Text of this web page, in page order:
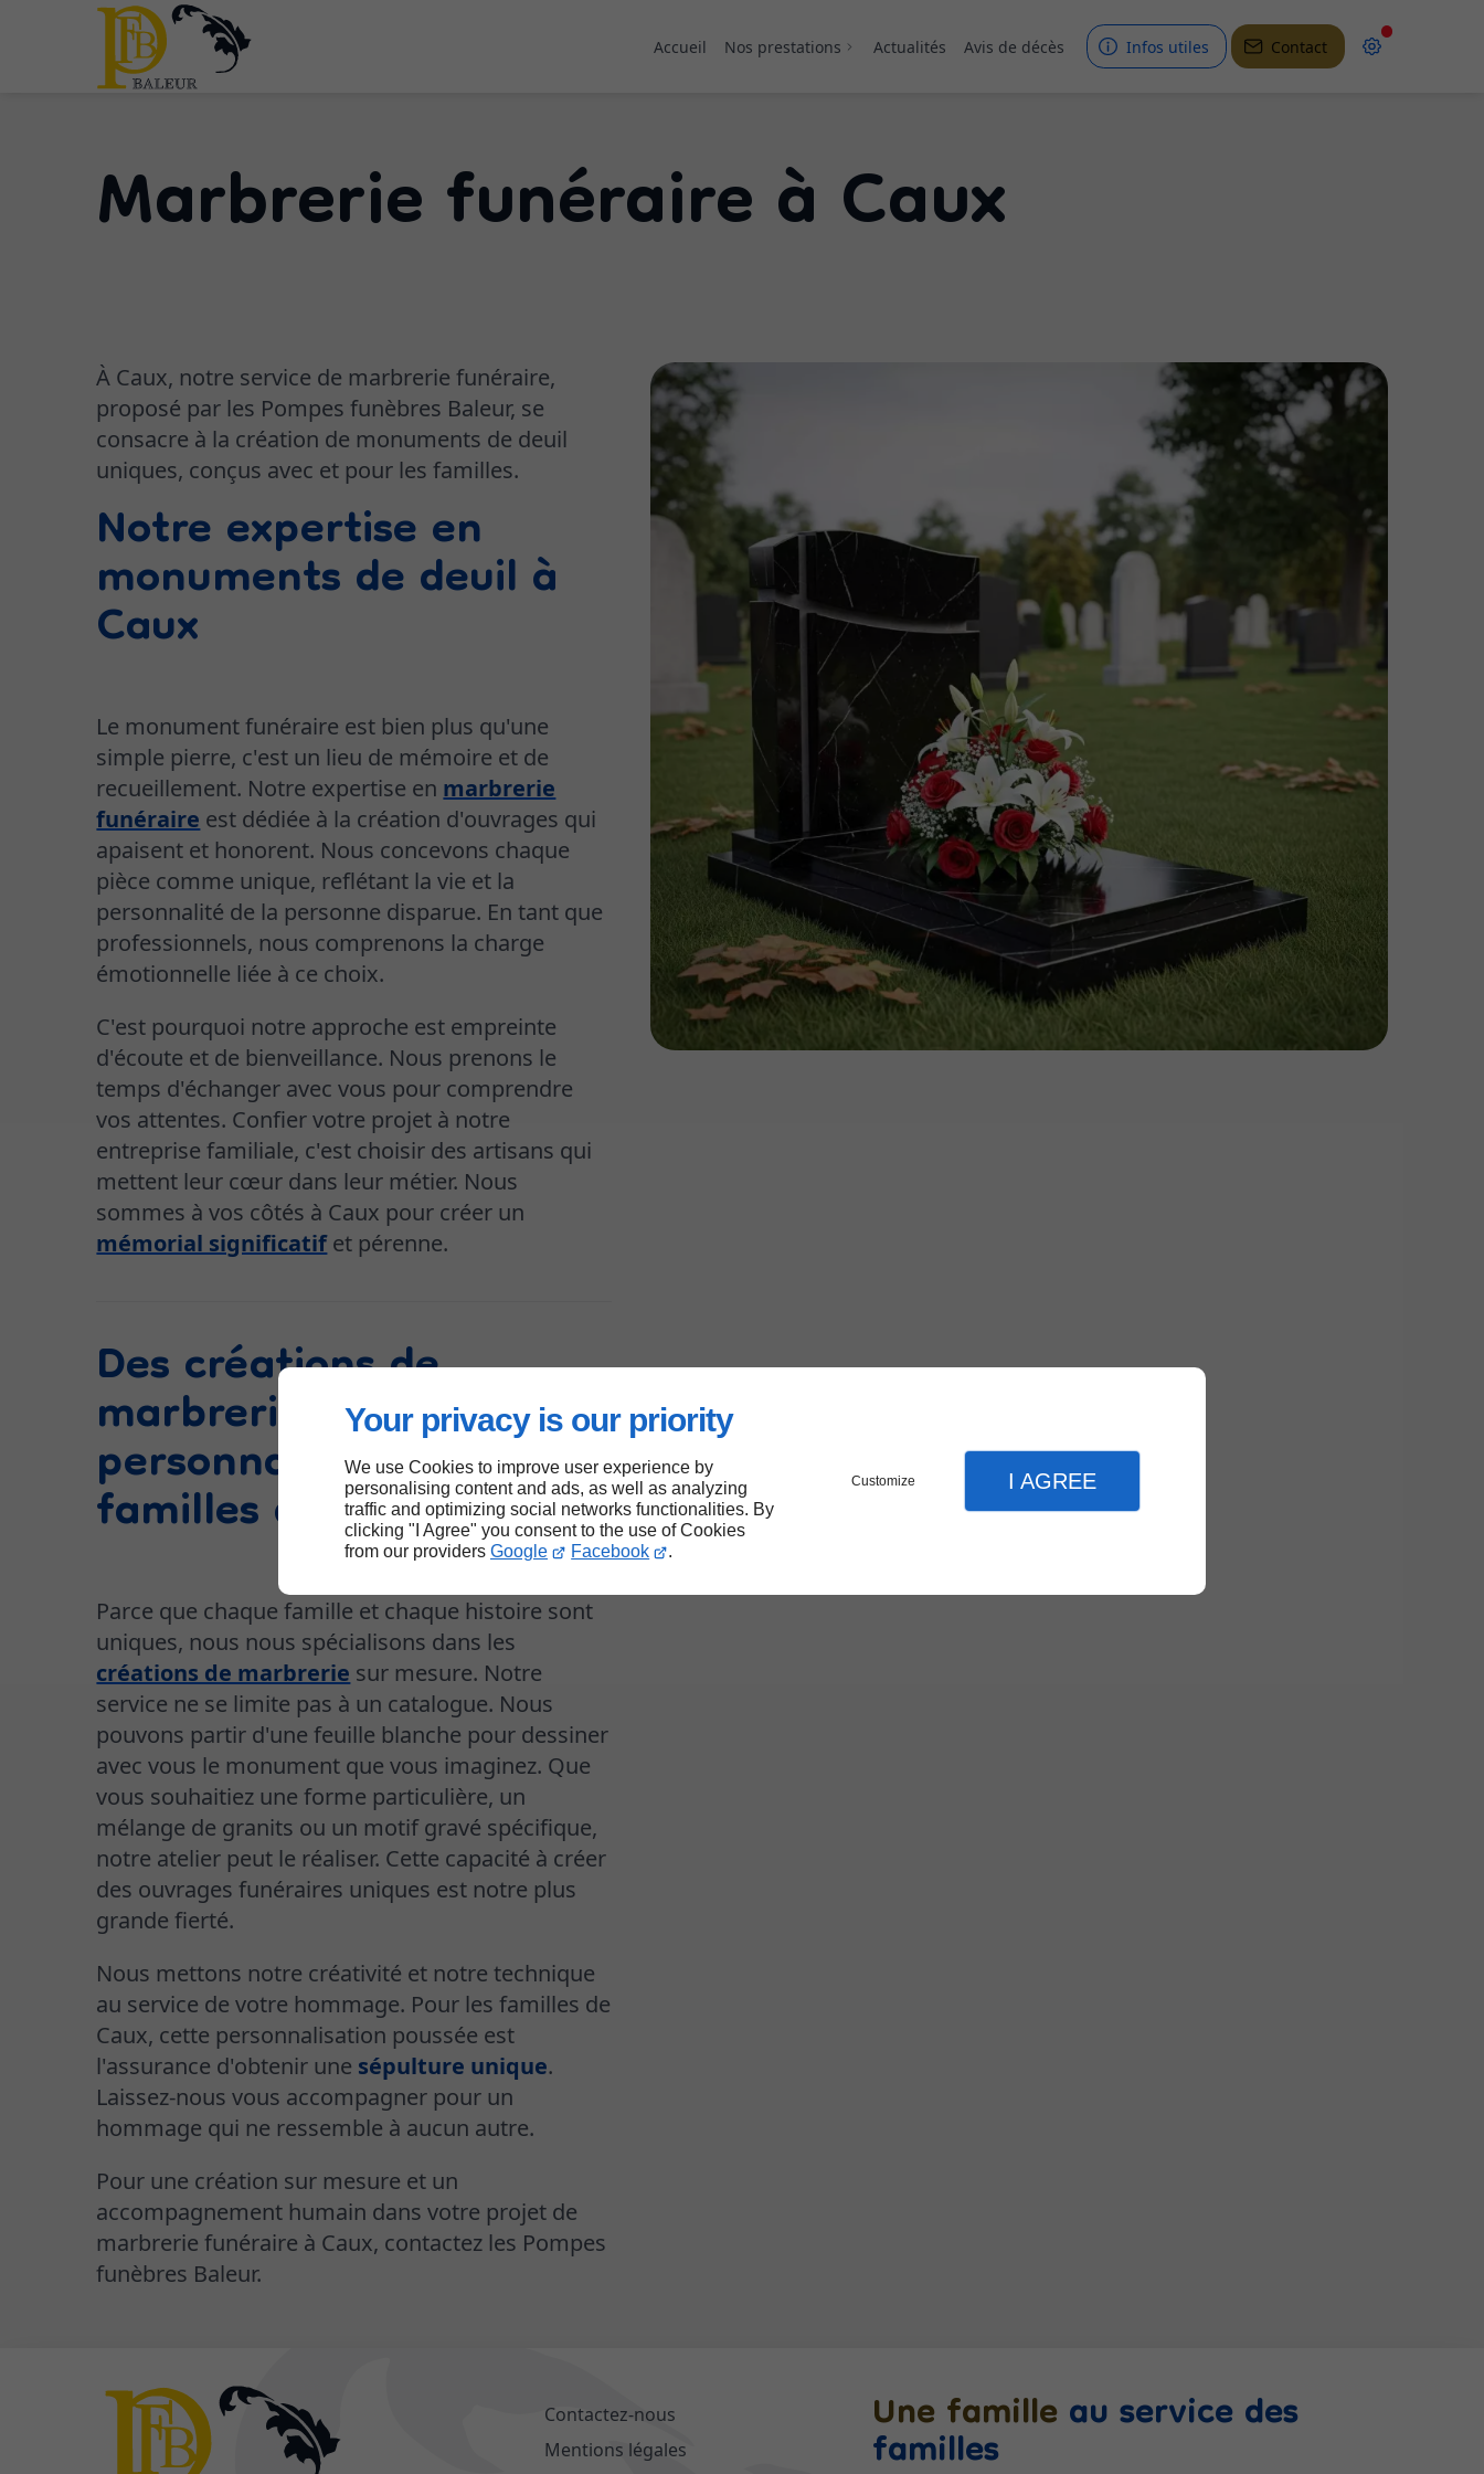
Your privacy is our priority
We use Cookies to improve user experience by
personalising content and ads, as well as analyzing
traffic and optimizing social networks functionalities. By
clicking "I Agree" you consent to the use of Cookies
from our providers Google Facebook .
Customize I AGREE
Accueil Nos prestations Actualités Avis de décès Infos utiles Contact
Marbrerie funéraire à Caux
À Caux, notre service de marbrerie funéraire,
proposé par les Pompes funèbres Baleur, se
consacre à la création de monuments de deuil
uniques, conçus avec et pour les familles.
Notre expertise en
monuments de deuil à
Caux
Le monument funéraire est bien plus qu'une
simple pierre, c'est un lieu de mémoire et de
recueillement. Notre expertise en marbrerie
funéraire est dédiée à la création d'ouvrages qui
apaisent et honorent. Nous concevons chaque
pièce comme unique, reflétant la vie et la
personnalité de la personne disparue. En tant que
professionnels, nous comprenons la charge
émotionnelle liée à ce choix.
C'est pourquoi notre approche est empreinte
d'écoute et de bienveillance. Nous prenons le
temps d'échanger avec vous pour comprendre
vos attentes. Confier votre projet à notre
entreprise familiale, c'est choisir des artisans qui
mettent leur cœur dans leur métier. Nous
sommes à vos côtés à Caux pour créer un
mémorial significatifet pérenne.
Des créations de
marbrerie
personnalisées pour les
familles de Caux
Parce que chaque famille et chaque histoire sont
uniques, nous nous spécialisons dans les
créations de marbrerie sur mesure. Notre
service ne se limite pas à un catalogue. Nous
pouvons partir d'une feuille blanche pour dessiner
avec vous le monument que vous imaginez. Que
vous souhaitiez une forme particulière, un
mélange de granits ou un motif gravé spécifique,
notre atelier peut le réaliser. Cette capacité à créer
des ouvrages funéraires uniques est notre plus
grande fierté.
Nous mettons notre créativité et notre technique
au service de votre hommage. Pour les familles de
Caux, cette personnalisation poussée est
l'assurance d'obtenir une sépulture unique.
Laissez-nous vous accompagner pour un
hommage qui ne ressemble à aucun autre.
Pour une création sur mesure et un
accompagnement humain dans votre projet de
marbrerie funéraire à Caux, contactez les Pompes
funèbres Baleur.
Contactez-nous
Mentions légales
Une familleau service des
familles